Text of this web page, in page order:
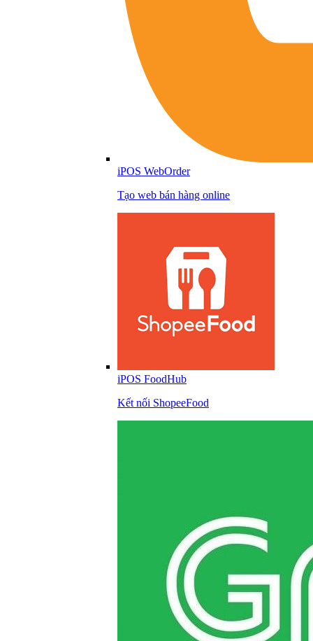
iPOS WebOrder
Tạo web bán hàng online
iPOS FoodHub
Kết nối ShopeeFood